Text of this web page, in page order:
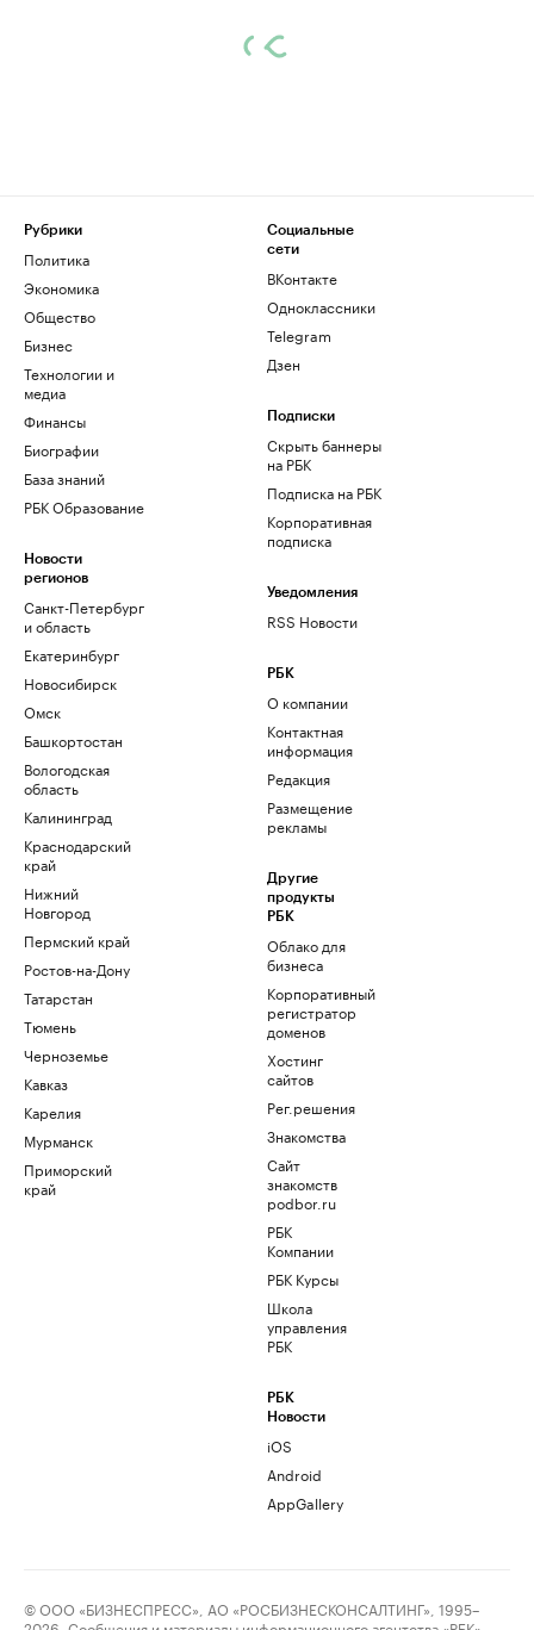
Рубрики
Политика
Экономика
Общество
Бизнес
Технологии и
медиа
Финансы
Биографии
База знаний
РБК Образование
Новости
регионов
Санкт-Петербург
и область
Екатеринбург
Новосибирск
Омск
Башкортостан
Вологодская
область
Калининград
Краснодарский
край
Нижний
Новгород
Пермский край
Ростов-на-Дону
Татарстан
Тюмень
Черноземье
Кавказ
Карелия
Мурманск
Приморский
край
Социальные
сети
ВКонтакте
Одноклассники
Telegram
Дзен
Подписки
Скрыть баннеры
на РБК
Подписка на РБК
Корпоративная
подписка
Уведомления
RSS Новости
РБК
О компании
Контактная
информация
Редакция
Размещение
рекламы
Другие
продукты
РБК
Облако для
бизнеса
Корпоративный
регистратор
доменов
Хостинг
сайтов
Рег.решения
Знакомства
Сайт
знакомств
podbor.ru
РБК
Компании
РБК Курсы
Школа
управления
РБК
РБК
Новости
iOS
Android
AppGallery
© ООО «БИЗНЕСПРЕСС», АО «РОСБИЗНЕСКОНСАЛТИНГ», 1995–